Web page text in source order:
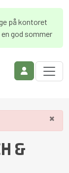
på kontoret
god sommer
×
&